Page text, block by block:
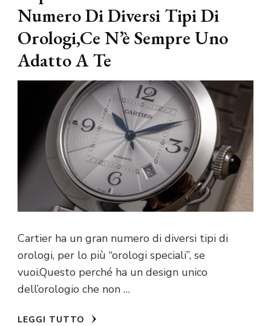
Numero Di Diversi Tipi Di
Orologi,Ce N’è Sempre Uno
Adatto A Te
Cartier ha un gran numero di diversi tipi di
orologi, per lo più “orologi speciali”, se
vuoi.Questo perché ha un design unico
dell’orologio che non …
LEGGI TUTTO